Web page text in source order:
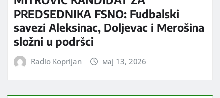
PREDSEDNIKA FSNO: Fudbalski
savezi Aleksinac, Doljevac i Merošina
složni u podršci
Radio Koprijan мај 13, 2026